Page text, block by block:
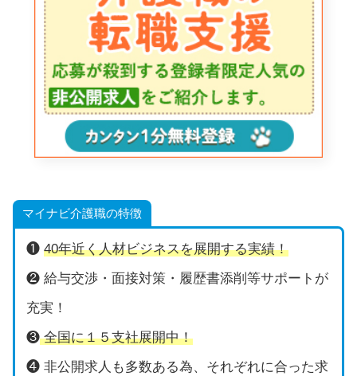
マイナビ介護職の特徴
❶ 40年近く人材ビジネスを展開する実績！
❷ 給与交渉・面接対策・履歴書添削等サポートが
充実！
❸全国に１５支社展開中！
❹ 非公開求人も多数ある為、それぞれに合った求